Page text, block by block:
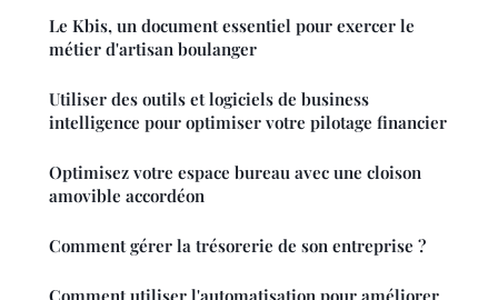
Le Kbis, un document essentiel pour exercer le
métier d'artisan boulanger
Utiliser des outils et logiciels de business
intelligence pour optimiser votre pilotage financier
Optimisez votre espace bureau avec une cloison
amovible accordéon
Comment gérer la trésorerie de son entreprise ?
Comment utiliser l'automatisation pour améliorer